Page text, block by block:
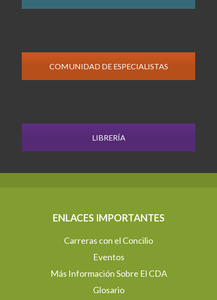
COMUNIDAD DE ESPECIALISTAS
LIBRERÍA
ENLACES IMPORTANTES
Carreras con el Concilio
Eventos
Más Información Sobre El CDA
Glosario